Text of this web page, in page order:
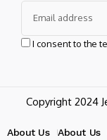
I consent to the
Copyright 2024
About Us About Us